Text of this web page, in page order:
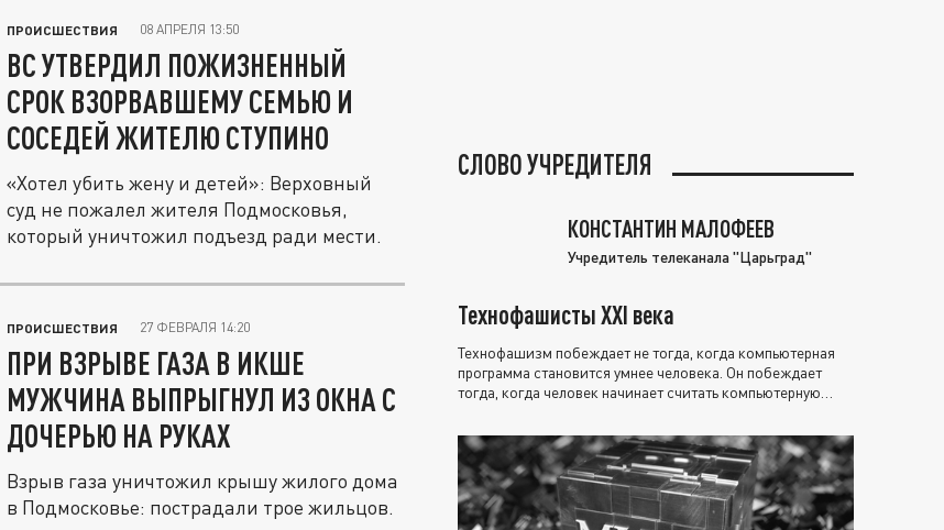
ПРОИСШЕСТВИЯ 08 АПРЕЛЯ 13:50
ВС УТВЕРДИЛ ПОЖИЗНЕННЫЙ
СРОК ВЗОРВАВШЕМУ СЕМЬЮ И
СОСЕДЕЙ ЖИТЕЛЮ СТУПИНО
«Хотел убить жену и детей»: Верховный
суд не пожалел жителя Подмосковья,
который уничтожил подъезд ради мести.
ПРОИСШЕСТВИЯ 27 ФЕВРАЛЯ 14:20
ПРИ ВЗРЫВЕ ГАЗА В ИКШЕ
МУЖЧИНА ВЫПРЫГНУЛ ИЗ ОКНА С
ДОЧЕРЬЮ НА РУКАХ
Взрыв газа уничтожил крышу жилого дома
в Подмосковье: пострадали трое жильцов.
СЛОВО УЧРЕДИТЕЛЯ
КОНСТАНТИН МАЛОФЕЕВ
Учредитель телеканала "Царьград"
Технофашисты XXI века
Технофашизм побеждает не тогда, когда компьютерная
программа становится умнее человека. Он побеждает
тогда, когда человек начинает считать компьютерную